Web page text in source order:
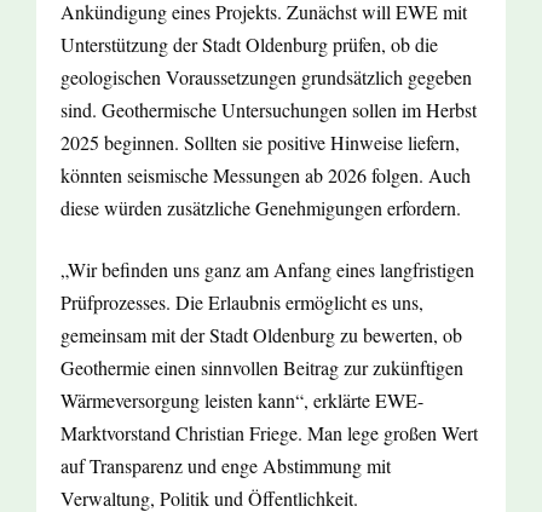
Ankündigung eines Projekts. Zunächst will EWE mit
Unterstützung der Stadt Oldenburg prüfen, ob die
geologischen Voraussetzungen grundsätzlich gegeben
sind. Geothermische Untersuchungen sollen im Herbst
2025 beginnen. Sollten sie positive Hinweise liefern,
könnten seismische Messungen ab 2026 folgen. Auch
diese würden zusätzliche Genehmigungen erfordern.
„Wir befinden uns ganz am Anfang eines langfristigen
Prüfprozesses. Die Erlaubnis ermöglicht es uns,
gemeinsam mit der Stadt Oldenburg zu bewerten, ob
Geothermie einen sinnvollen Beitrag zur zukünftigen
Wärmeversorgung leisten kann“, erklärte EWE-
Marktvorstand Christian Friege. Man lege großen Wert
auf Transparenz und enge Abstimmung mit
Verwaltung, Politik und Öffentlichkeit.